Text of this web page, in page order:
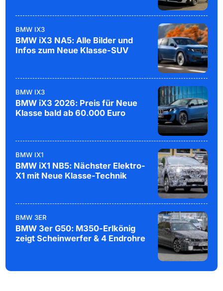
BMW IX3
BMW iX3 NA5: Alle Bilder und
Infos zum Neue Klasse-SUV
BMW IX3
BMW iX3 2026: Preis für Neue
Klasse bald ab 60.000 Euro
BMW IX1
BMW iX1 NB5: Nächster Elektro-
X1 mit Neue Klasse-Technik
BMW 3ER
BMW 3er G50: M350-Erlkönig
zeigt Scheinwerfer & 4 Endrohre